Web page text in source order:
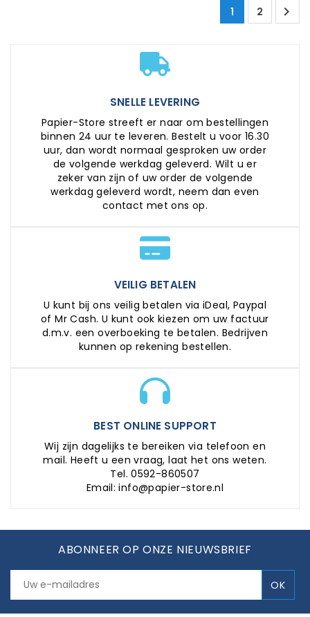
1 2 
SNELLE LEVERING
Papier-Store streeft er naar om bestellingen
binnen 24 uur te leveren. Bestelt u voor 16.30
uur, dan wordt normaal gesproken uw order
de volgende werkdag geleverd. Wilt u er
zeker van zijn of uw order de volgende
werkdag geleverd wordt, neem dan even
contact met ons op.
VEILIG BETALEN
U kunt bij ons veilig betalen via iDeal, Paypal
of Mr Cash. U kunt ook kiezen om uw factuur
d.m.v. een overboeking te betalen. Bedrijven
kunnen op rekening bestellen.
BEST ONLINE SUPPORT
Wij zijn dagelijks te bereiken via telefoon en
mail. Heeft u een vraag, laat het ons weten.
Tel. 0592-860507
Email: info@papier-store.nl
ABONNEER OP ONZE NIEUWSBRIEF